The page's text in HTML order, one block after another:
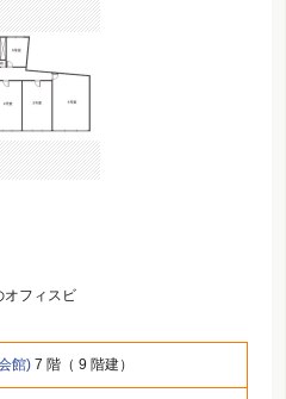
オフィスビ
館) 7 階（ 9 階建）